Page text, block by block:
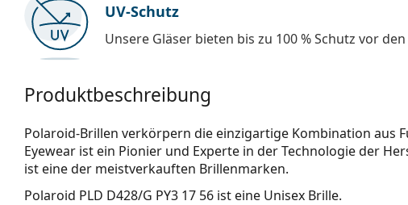
UV-Schutz
Unsere Gläser bieten bis zu 100 % Schutz vor
Produktbeschreibung
Polaroid-Brillen verkörpern die einzigartige Kombination aus
Eyewear ist ein Pionier und Experte in der Technologie der
ist eine der meistverkauften Brillenmarken.
Polaroid PLD D428/G PY3 17 56 ist eine Unisex Brille.